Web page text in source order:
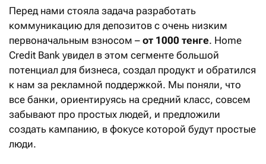
Перед нами стояла задача разработать
коммуникацию для депозитов с очень низким
первоначальным взносом – от 1000 тенге. Home
Credit Bank увидел в этом сегменте большой
потенциал для бизнеса, создал продукт и обратился
к нам за рекламной поддержкой. Мы поняли, что
все банки, ориентируясь на средний класс, совсем
забывают про простых людей, и предложили
создать кампанию, в фокусе которой будут простые
люди.